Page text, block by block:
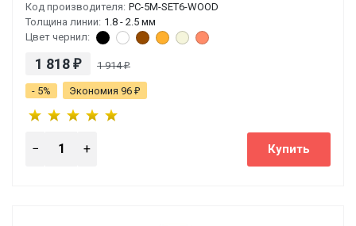
Код производителя: PC-5M-SET6-WOOD
Толщина линии: 1.8 - 2.5 мм
Цвет чернил:
1 818 ₽ 1 914₽
- 5% Экономия 96 ₽